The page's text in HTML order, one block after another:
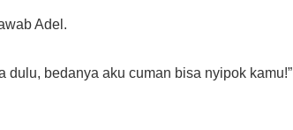
Adel.
dulu, bedanya aku cuman bisa nyipok kamu!”